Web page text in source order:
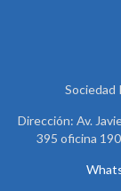
Sociedad
Dirección: Av.
395 oficina